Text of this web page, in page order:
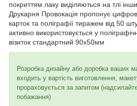
покриттям лаку виділяються на тлі
Друкарня Провокація пропонує
карток та поліграфії тиражем від 50
активно використовується у
візиток стандартний 90х50мм
Розробка дизайну або доробка ваших
входить у вартість виготовлення,
прораховується за запитом
побажання)